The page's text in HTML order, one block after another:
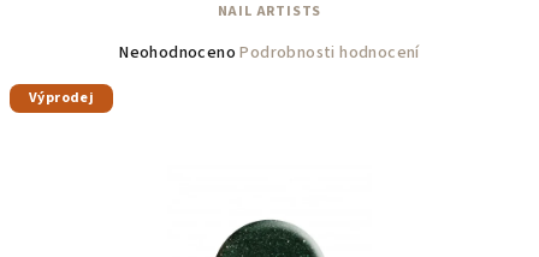
NAIL ARTISTS
Průměrné
Neohodnoceno Podrobnosti hodnocení
Výprodej